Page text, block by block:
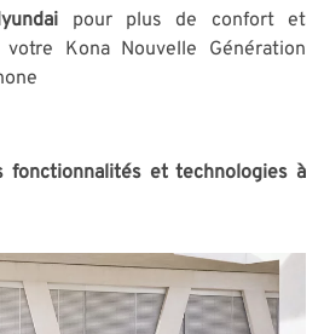
pour plus de confort et
Kona Nouvelle Génération
fonctionnalités et technologies à